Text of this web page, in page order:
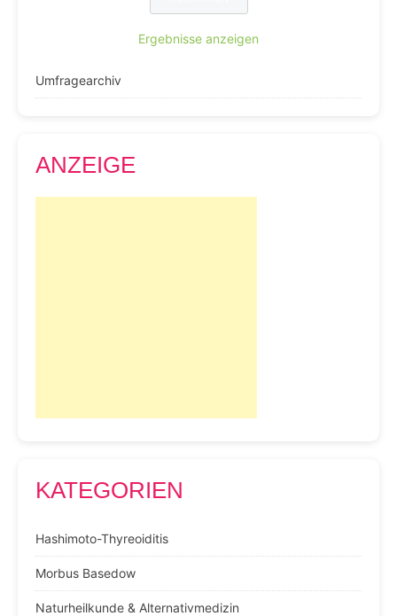
Ergebnisse anzeigen
Umfragearchiv
ANZEIGE
KATEGORIEN
Hashimoto-Thyreoiditis
Morbus Basedow
Naturheilkunde & Alternativmedizin